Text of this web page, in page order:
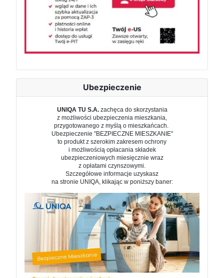
Ubezpieczenie
UNIQA TU S.A. zachęca do skorzystania
z możliwości ubezpieczenia mieszkania,
przygotowanego z myślą o mieszkańcach.
Ubezpieczenie "BEZPIECZNE MIESZKANIE"
to produkt z szerokim zakresem ochrony
i możliwością opłacania składek
ubezpieczeniowych miesięcznie wraz
z opłatami czynszowymi.
Szczegółowe informacje uzyskasz
na stronie UNIQA, klikając w poniższy baner: